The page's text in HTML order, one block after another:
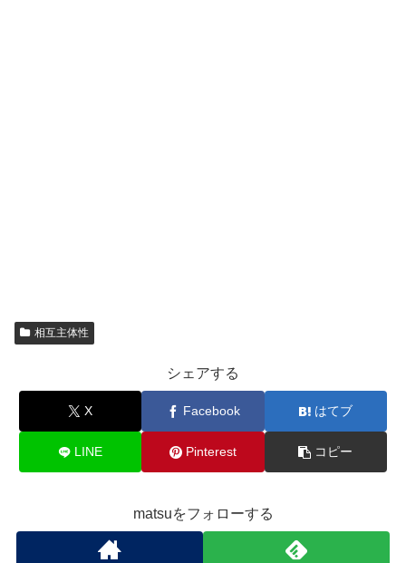
相互主体性
シェアする
X Facebook はてブ
LINE Pinterest コピー
matsuをフォローする